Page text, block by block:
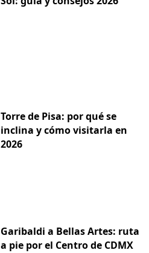
Torre de Pisa: por qué se
inclina y cómo visitarla en
2026
Garibaldi a Bellas Artes: ruta
a pie por el Centro de CDMX